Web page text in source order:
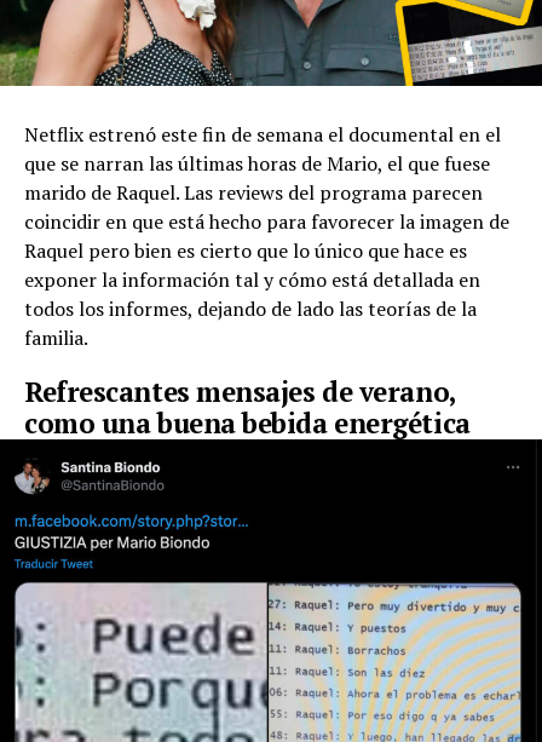
Netflix estrenó este fin de semana el documental en el
que se narran las últimas horas de Mario, el que fuese
marido de Raquel. Las reviews del programa parecen
coincidir en que está hecho para favorecer la imagen de
Raquel pero bien es cierto que lo único que hace es
exponer la información tal y cómo está detallada en
todos los informes, dejando de lado las teorías de la
familia.
Refrescantes mensajes de verano,
como una buena bebida energética